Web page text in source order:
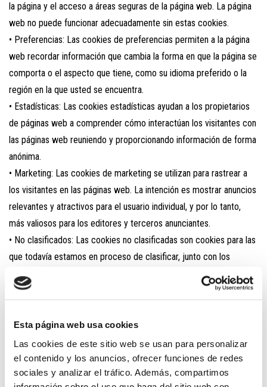
Esta página web usa cookies
Las cookies de este sitio web se usan para personalizar
el contenido y los anuncios, ofrecer funciones de redes
sociales y analizar el tráfico. Además, compartimos
la página y el acceso a áreas seguras de la página web. La página
web no puede funcionar adecuadamente sin estas cookies.
• Preferencias: Las cookies de preferencias permiten a la página
web recordar información que cambia la forma en que la página se
comporta o el aspecto que tiene, como su idioma preferido o la
región en la que usted se encuentra.
• Estadísticas: Las cookies estadísticas ayudan a los propietarios
de páginas web a comprender cómo interactúan los visitantes con
las páginas web reuniendo y proporcionando información de forma
anónima.
• Marketing: Las cookies de marketing se utilizan para rastrear a
los visitantes en las páginas web. La intención es mostrar anuncios
relevantes y atractivos para el usuario individual, y por lo tanto,
más valiosos para los editores y terceros anunciantes.
• No clasificados: Las cookies no clasificadas son cookies para las
que todavía estamos en proceso de clasificar, junto con los
proveedores de cookies individuales.
TIPOS DE COOKIES UTILIZADAS POR
ESTE SITIO WEB
Las cookies utilizadas en
https://www.yolandaperezpsicologa.es
pueden ser propias, de sesión y de terceras personas, y nos